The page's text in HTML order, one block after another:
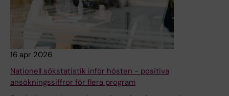
16 apr 2026
Nationell sökstatistik inför hösten - positiva
ansökningssiffror för flera program